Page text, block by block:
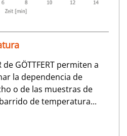
GÖTTFERT permiten a
la dependencia de
o de las muestras de
de temperatura...